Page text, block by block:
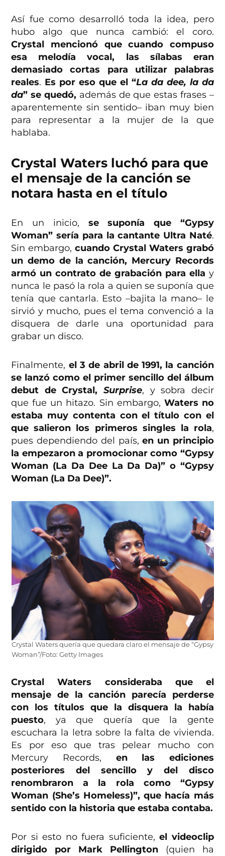
Así fue como desarrolló toda la idea, pero
hubo algo que nunca cambió: el coro.
Crystal mencionó que cuando compuso
esa melodía vocal, las sílabas eran
demasiado cortas para utilizar palabras
reales. Es por eso que el “La da dee, la da
da” se quedó, además de que estas frases –
aparentemente sin sentido– iban muy bien
para representar a la mujer de la que
hablaba.
Crystal Waters luchó para que
el mensaje de la canción se
notara hasta en el título
En un inicio, se suponía que “Gypsy
Woman” sería para la cantante Ultra Naté.
Sin embargo,cuando Crystal Waters grabó
un demo de la canción, Mercury Records
armó un contrato de grabación para ella y
nunca le pasó la rola a quien se suponía que
tenía que cantarla. Esto –bajita la mano– le
sirvió y mucho, pues el tema convenció a la
disquera de darle una oportunidad para
grabar un disco.
Finalmente, el 3 de abril de 1991, la canción
se lanzó como el primer sencillo del álbum
debut de Crystal, Surprise, y sobra decir
que fue un hitazo. Sin embargo, Waters no
estaba muy contenta con el título con el
que salieron los primeros singles la rola,
pues dependiendo del país,en un principio
la empezaron a promocionar como “Gypsy
Woman (La Da Dee La Da Da)” o “Gypsy
Woman (La Da Dee)”.
Crystal Waters quería que quedara claro el mensaje de “Gypsy
Woman”/Foto: Getty Images
Crystal Waters consideraba que el
mensaje de la canción parecía perderse
con los títulos que la disquera la había
puesto, ya que quería que la gente
escuchara la letra sobre la falta de vivienda.
Es por eso que tras pelear mucho con
Mercury Records, en las ediciones
posteriores del sencillo y del disco
renombraron a la rola como “Gypsy
Woman (She’s Homeless)”, que hacía más
sentido con la historia que estaba contaba.
Por si esto no fuera suficiente,el videoclip
dirigido por Mark Pellington(quien ha